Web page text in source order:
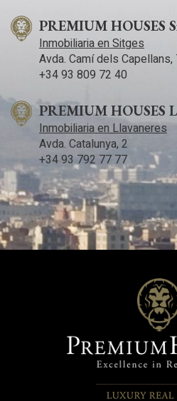
PREMIUM HOUSES
Inmobiliaria en Sitges
Avda. Camí­ dels
+34 93 809 72 40
PREMIUM HOUSES
Inmobiliaria en Llavaneres
Avda. Catalunya, 2
+34 93 792 77 77